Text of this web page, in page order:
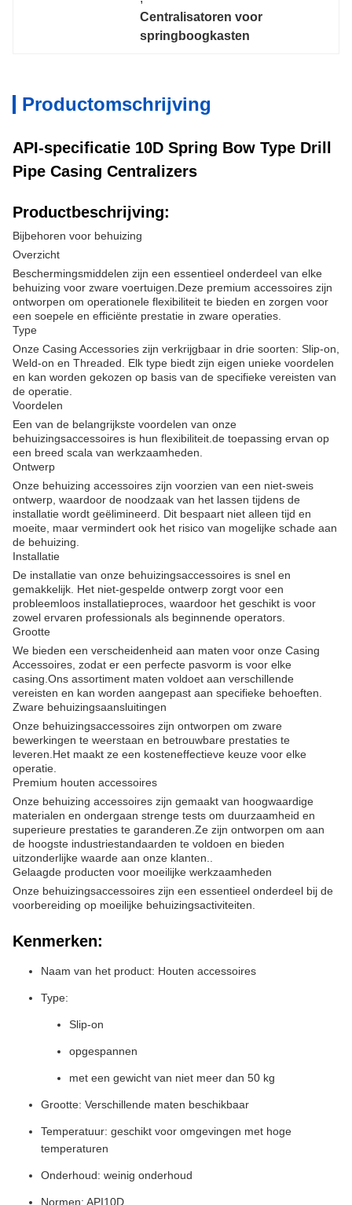
Centralisatoren voor
springboogkasten
Productomschrijving
API-specificatie 10D Spring Bow Type Drill
Pipe Casing Centralizers
Productbeschrijving:
Bijbehoren voor behuizing
Overzicht
Beschermingsmiddelen zijn een essentieel onderdeel van elke
behuizing voor zware voertuigen.Deze premium accessoires zijn
ontworpen om operationele flexibiliteit te bieden en zorgen voor
een soepele en efficiënte prestatie in zware operaties.
Type
Onze Casing Accessories zijn verkrijgbaar in drie soorten: Slip-on,
Weld-on en Threaded. Elk type biedt zijn eigen unieke voordelen
en kan worden gekozen op basis van de specifieke vereisten van
de operatie.
Voordelen
Een van de belangrijkste voordelen van onze
behuizingsaccessoires is hun flexibiliteit.de toepassing ervan op
een breed scala van werkzaamheden.
Ontwerp
Onze behuizing accessoires zijn voorzien van een niet-sweis
ontwerp, waardoor de noodzaak van het lassen tijdens de
installatie wordt geëlimineerd. Dit bespaart niet alleen tijd en
moeite, maar vermindert ook het risico van mogelijke schade aan
de behuizing.
Installatie
De installatie van onze behuizingsaccessoires is snel en
gemakkelijk. Het niet-gespelde ontwerp zorgt voor een
probleemloos installatieproces, waardoor het geschikt is voor
zowel ervaren professionals als beginnende operators.
Grootte
We bieden een verscheidenheid aan maten voor onze Casing
Accessoires, zodat er een perfecte pasvorm is voor elke
casing.Ons assortiment maten voldoet aan verschillende
vereisten en kan worden aangepast aan specifieke behoeften.
Zware behuizingsaansluitingen
Onze behuizingsaccessoires zijn ontworpen om zware
bewerkingen te weerstaan en betrouwbare prestaties te
leveren.Het maakt ze een kosteneffectieve keuze voor elke
operatie.
Premium houten accessoires
Onze behuizing accessoires zijn gemaakt van hoogwaardige
materialen en ondergaan strenge tests om duurzaamheid en
superieure prestaties te garanderen.Ze zijn ontworpen om aan
de hoogste industriestandaarden te voldoen en bieden
uitzonderlijke waarde aan onze klanten..
Gelaagde producten voor moeilijke werkzaamheden
Onze behuizingsaccessoires zijn een essentieel onderdeel bij de
voorbereiding op moeilijke behuizingsactiviteiten.
Kenmerken:
Naam van het product: Houten accessoires
Type:
Slip-on
opgespannen
met een gewicht van niet meer dan 50 kg
Grootte: Verschillende maten beschikbaar
Temperatuur: geschikt voor omgevingen met hoge
temperaturen
Onderhoud: weinig onderhoud
Normen: API10D